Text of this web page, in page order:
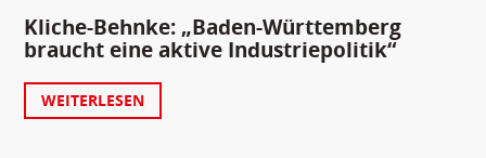
Kliche-Behnke: „Baden-Württemberg
braucht eine aktive Industriepolitik“
WEITERLESEN